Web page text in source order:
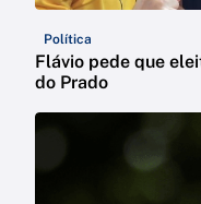
Política
Flávio pede que
do Prado